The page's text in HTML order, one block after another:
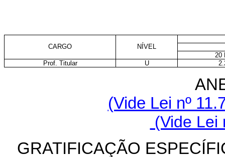
CARGO
NÍVEL
20
Prof. Titular
U
(Vide Lei nº
(Vide Lei
GRATIFICAÇÃO